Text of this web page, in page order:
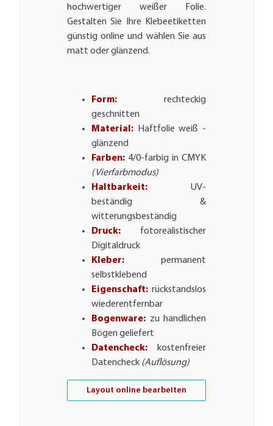
hochwertiger weißer Folie.
Gestalten Sie Ihre Klebeetiketten
günstig online und wählen Sie aus
matt oder glänzend.
Form:rechteckig
geschnitten
Material:Haftfolie weiß -
glänzend
Farben:4/0-farbig in CMYK
(Vierfarbmodus)
Haltbarkeit:UV-
beständig &
witterungsbeständig
Druck:fotorealistischer
Digitaldruck
Kleber:permanent
selbstklebend
Eigenschaft:rückstandslos
wiederentfernbar
Bogenware:zu handlichen
Bögen geliefert
Datencheck:kostenfreier
Datencheck (Auflösung)
Layout online bearbeiten